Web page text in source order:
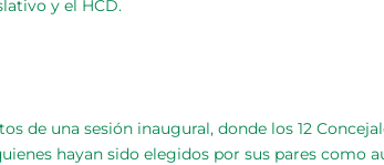
y el HCD.
de una sesión inaugural, donde los 12
hayan sido elegidos por sus pares como